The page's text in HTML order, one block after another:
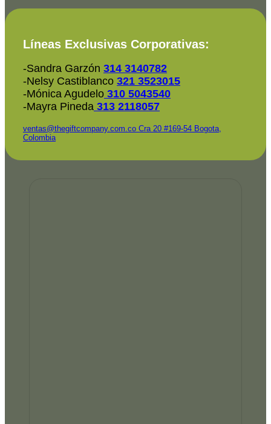
Líneas Exclusivas Corporativas:
-Sandra Garzón 314 3140782
-Nelsy Castiblanco 321 3523015
-Mónica Agudelo 310 5043540
-Mayra Pineda 313 2118057
ventas@thegiftcompany.com.co Cra 20 #169-54 Bogota,
Colombia